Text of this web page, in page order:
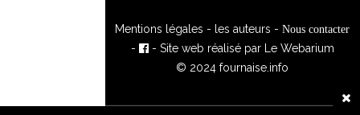
Mentions légales - les auteurs -Nous contacter
- - Site web réalisé par
Le Webarium
© 2024 fournaise.info